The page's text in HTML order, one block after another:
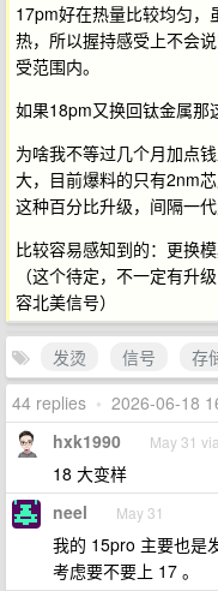
17pm好在热量比较均匀，
热，所以握持感受上不会
受范围内。
如果18pm又换回钛金属那
为啥我不等过几个月加点
大，目前爆料的只有2nm
这种百分比升级，间隔一代
比较容易感知到的：更换
（这个待定，不一定有升
容北美信号）
发烫 信号
存
44 replies • 2026-06-18
hxk1990 May 31
18 大变样
neel May 31
我的 15pro 主要也是
考虑要不要上 17 。